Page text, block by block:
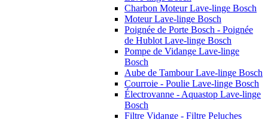
Charbon Moteur Lave-linge Bosch
Moteur Lave-linge Bosch
Poignée de Porte Bosch - Poignée
de Hublot Lave-linge Bosch
Pompe de Vidange Lave-linge
Bosch
Aube de Tambour Lave-linge Bosch
Courroie - Poulie Lave-linge Bosch
Électrovanne - Aquastop Lave-linge
Bosch
Filtre Vidange - Filtre Peluches